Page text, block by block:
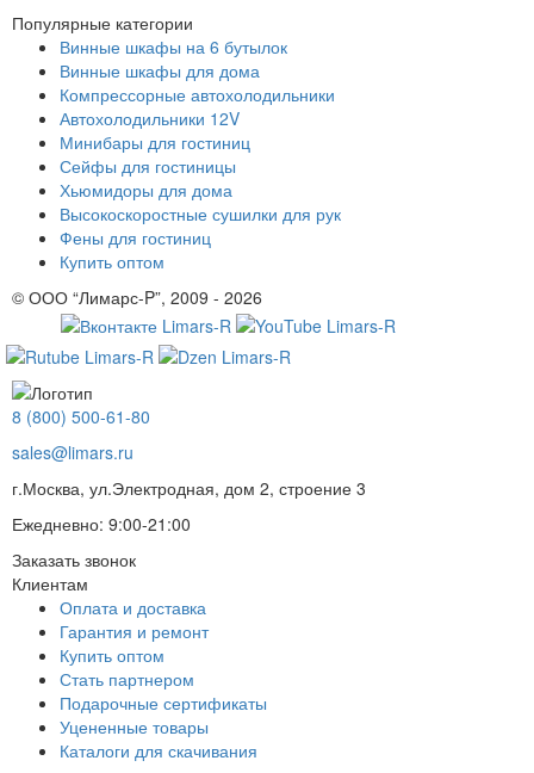
Популярные категории
Винные шкафы на 6 бутылок
Винные шкафы для дома
Компрессорные автохолодильники
Автохолодильники 12V
Минибары для гостиниц
Сейфы для гостиницы
Хьюмидоры для дома
Высокоскоростные сушилки для рук
Фены для гостиниц
Купить оптом
© ООО “Лимарс-P”, 2009 - 2026
8 (800) 500-61-80
sales@limars.ru
г.Москва, ул.Электродная, дом 2, строение 3
Ежедневно: 9:00-21:00
Заказать звонок
Клиентам
Оплата и доставка
Гарантия и ремонт
Купить оптом
Стать партнером
Подарочные сертификаты
Уцененные товары
Каталоги для скачивания